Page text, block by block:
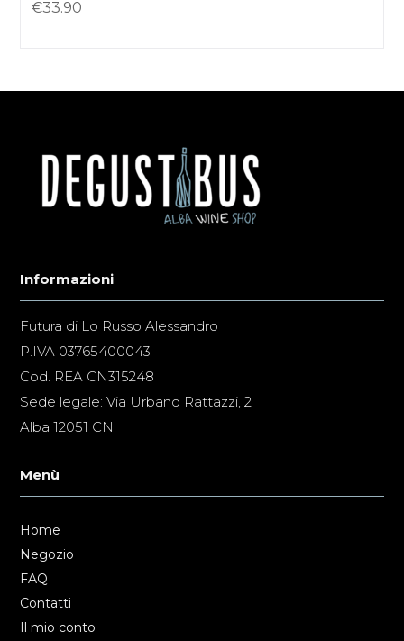
€33.90
Informazioni
Futura di Lo Russo Alessandro
P.IVA 03765400043
Cod. REA CN315248
Sede legale: Via Urbano Rattazzi, 2
Alba 12051 CN
Menù
Home
Negozio
FAQ
Contatti
Il mio conto